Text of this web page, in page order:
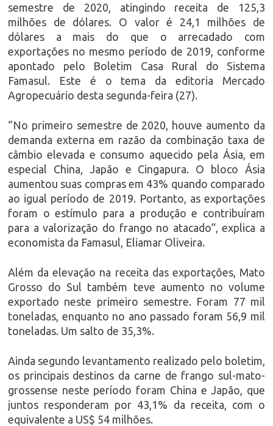
semestre de 2020, atingindo receita de 125,3
milhões de dólares. O valor é 24,1 milhões de
dólares a mais do que o arrecadado com
exportações no mesmo período de 2019, conforme
apontado pelo Boletim Casa Rural do Sistema
Famasul. Este é o tema da editoria Mercado
Agropecuário desta segunda-feira (27).
“No primeiro semestre de 2020, houve aumento da
demanda externa em razão da combinação taxa de
câmbio elevada e consumo aquecido pela Ásia, em
especial China, Japão e Cingapura. O bloco Ásia
aumentou suas compras em 43% quando comparado
ao igual período de 2019. Portanto, as exportações
foram o estímulo para a produção e contribuíram
para a valorização do frango no atacado”, explica a
economista da Famasul, Eliamar Oliveira.
Além da elevação na receita das exportações, Mato
Grosso do Sul também teve aumento no volume
exportado neste primeiro semestre. Foram 77 mil
toneladas, enquanto no ano passado foram 56,9 mil
toneladas. Um salto de 35,3%.
Ainda segundo levantamento realizado pelo boletim,
os principais destinos da carne de frango sul-mato-
grossense neste período foram China e Japão, que
juntos responderam por 43,1% da receita, com o
equivalente a US$ 54 milhões.